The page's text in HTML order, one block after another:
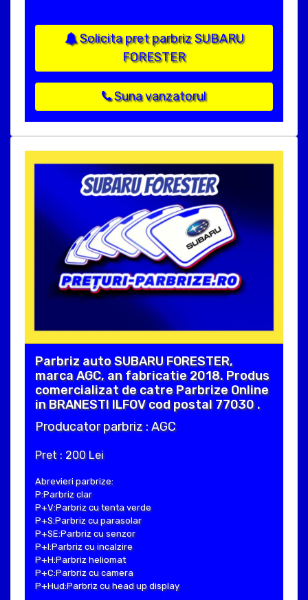
Solicita pret parbriz SUBARU
FORESTER
Suna vanzatorul
Parbriz auto SUBARU FORESTER,
marca AGC, an fabricatie 2018. Produs
comercializat de catre Parbrize Online
in BRANESTI ILFOV cod postal 77030 .
Producator parbriz : AGC
Pret : 200 Lei
Abrevieri parbrize:
P:Parbriz clar
P+V:Parbriz cu tenta verde
P+S:Parbriz cu parasolar
P+SE:Parbriz cu senzor
P+I:Parbriz cu incalzire
P+H:Parbriz heliomat
P+C:Parbriz cu camera
P+Hud:Parbriz cu head up display